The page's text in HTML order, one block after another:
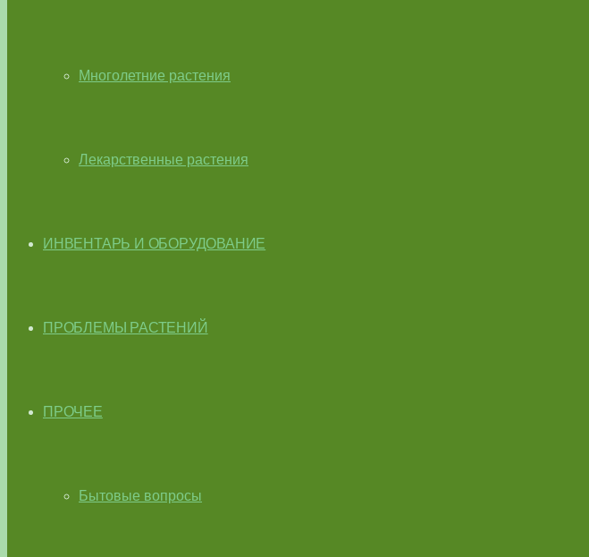
Многолетние растения
Лекарственные растения
ИНВЕНТАРЬ И ОБОРУДОВАНИЕ
ПРОБЛЕМЫ РАСТЕНИЙ
ПРОЧЕЕ
Бытовые вопросы